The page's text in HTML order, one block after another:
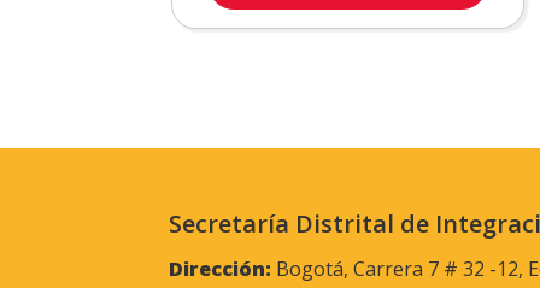
Secretaría Distrital de
Dirección: Bogotá, Carrera 7 # 32 -12,